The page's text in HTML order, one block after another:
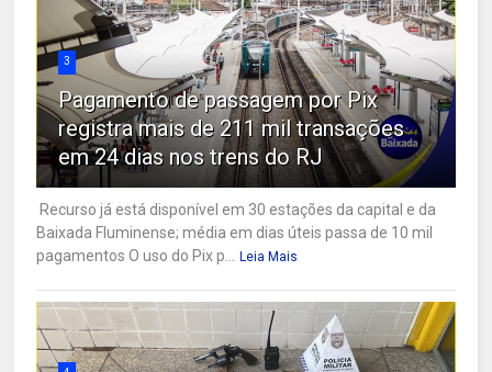
3
Pagamento de passagem por Pix
registra mais de 211 mil transações
em 24 dias nos trens do RJ
Recurso já está disponível em 30 estações da capital e da
Baixada Fluminense; média em dias úteis passa de 10 mil
pagamentos O uso do Pix p...
Leia Mais